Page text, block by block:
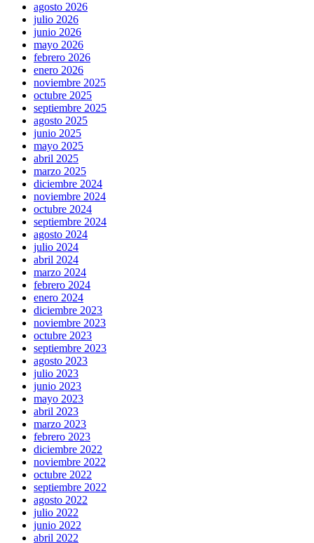
agosto 2026
julio 2026
junio 2026
mayo 2026
febrero 2026
enero 2026
noviembre 2025
octubre 2025
septiembre 2025
agosto 2025
junio 2025
mayo 2025
abril 2025
marzo 2025
diciembre 2024
noviembre 2024
octubre 2024
septiembre 2024
agosto 2024
julio 2024
abril 2024
marzo 2024
febrero 2024
enero 2024
diciembre 2023
noviembre 2023
octubre 2023
septiembre 2023
agosto 2023
julio 2023
junio 2023
mayo 2023
abril 2023
marzo 2023
febrero 2023
diciembre 2022
noviembre 2022
octubre 2022
septiembre 2022
agosto 2022
julio 2022
junio 2022
abril 2022